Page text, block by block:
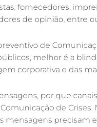
fornecedores,
de opinião, entre
de
melhor é a
corporativa e das
por que
de
mensagens precisam